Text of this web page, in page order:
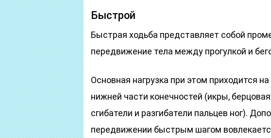
Быстрой
Быстрая ходьба представляет собой
передвижение тела между прогулкой и
Основная нагрузка при этом приходится
нижней части конечностей (икры,
сгибатели и разгибатели пальцев ног).
передвижении быстрым шагом